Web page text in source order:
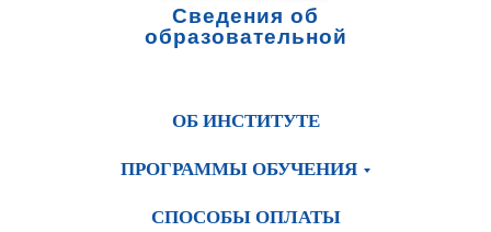
Сведения об
образовательной
ОБ ИНСТИТУТЕ
ПРОГРАММЫ ОБУЧЕНИЯ
СПОСОБЫ ОПЛАТЫ